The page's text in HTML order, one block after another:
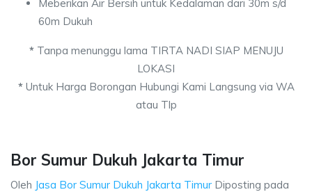
Meberikan Air Bersih untuk Kedalaman dari 30m s/d
60m Dukuh
*Tanpa menunggu lama TIRTA NADI SIAP MENUJU
LOKASI
*Untuk Harga Borongan Hubungi Kami Langsung via WA
atau Tlp
Bor Sumur Dukuh Jakarta Timur
Oleh Jasa Bor Sumur Dukuh Jakarta Timur Diposting pada